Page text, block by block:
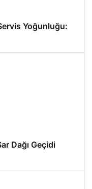
Yoğunluğu:
Dağı Geçidi